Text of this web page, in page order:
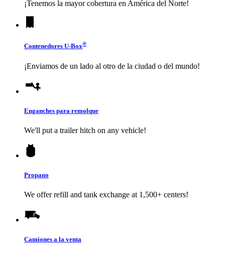
¡Tenemos la mayor cobertura en América del Norte!
Contenedores U-Box®
¡Enviamos de un lado al otro de la ciudad o del mundo!
Enganches para remolque
We'll put a trailer hitch on any vehicle!
Propano
We offer refill and tank exchange at 1,500+ centers!
Camiones a la venta